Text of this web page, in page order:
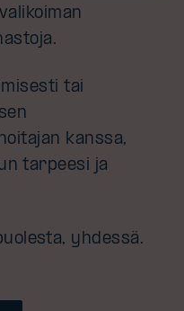
tai
kanssa,
tarpeesi ja
yhdessä.